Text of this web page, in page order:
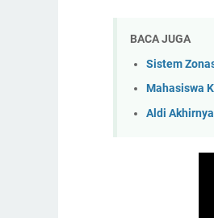
BACA JUGA
Sistem
Mahasiswa
Aldi